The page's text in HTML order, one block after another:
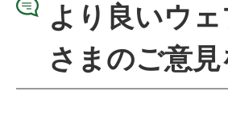
より良いウ
さまのご意